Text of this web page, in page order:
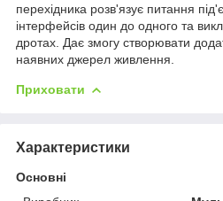
перехідника розв'язує питання
інтерфейсів один до одного та
дротах. Дає змогу створювати
наявних джерел живлення.
Приховати
Характеристики
Основні